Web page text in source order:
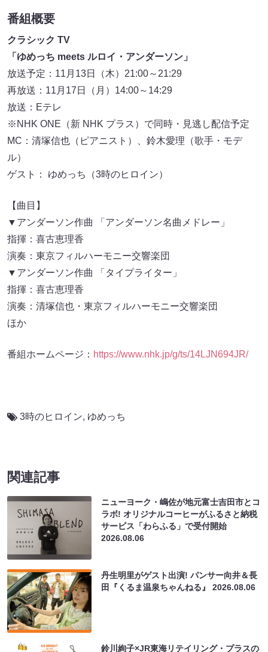
番組概要
クラシック TV
「ゆめっち meets ルロイ・アンダーソン」
放送予定：11月13日（木）21:00～21:29
再放送：11月17日（月）14:00～14:29
放送：Eテレ
※NHK ONE（新 NHK プラス）で同時・見逃し配信予定
MC：清塚信也（ピアニスト）、鈴木愛理（歌手・モデ
ル）
ゲスト： ゆめっち（3時のヒロイン）
【曲目】
▼アンダーソン作曲 「アンダーソン名曲メドレー」
指揮：喜古恵理香
演奏：東京フィルハーモニー交響楽団
▼アンダーソン作曲 「タイプライター」
指揮：喜古恵理香
演奏：清塚信也・東京フィルハーモニー交響楽団
ほか
番組ホームページ： https://www.nhk.jp/g/ts/14LJN694JR/
3時のヒロイン, ゆめっち
関連記事
ニューヨーク・嶋佐が地元富士吉田市とコ
ラボ! オリジナルコーヒーがふるさと納税
サービス「わらふる」で受付開始
2026.08.06
丹生明里がゲスト出演! パンサー向井＆長
田『くるま温泉ちゃんねる』2026.08.06
鈴川絢子×JR東海リテイリング・プラスの